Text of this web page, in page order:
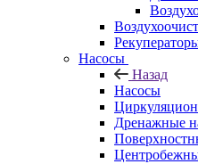
Насосы
Назад
Насосы
Дренажные